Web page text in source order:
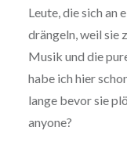
Leute, die sich an
drängeln, weil sie
Musik und die
habe ich hier
lange bevor sie
anyone?